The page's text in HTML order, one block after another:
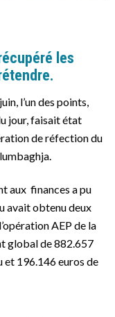
les
l’un des points,
jour, faisait état
de réfection du
aux finances a pu
avait obtenu deux
AEP de la
global de 882.657
et 196.146 euros de